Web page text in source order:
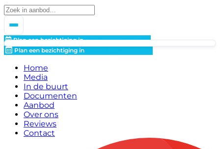
Plan een bezichtiging in
Breng een bod uit!
Plan een bezichtiging in
Home
Media
In de buurt
Documenten
Aanbod
Over ons
Reviews
Contact